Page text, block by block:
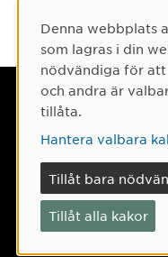
Cookie-
Denna webbplats
som lagras i din
nödvändiga för att
och andra är
tillåta.
Hantera valbara
Tillåt bara
Tillåt alla kakor